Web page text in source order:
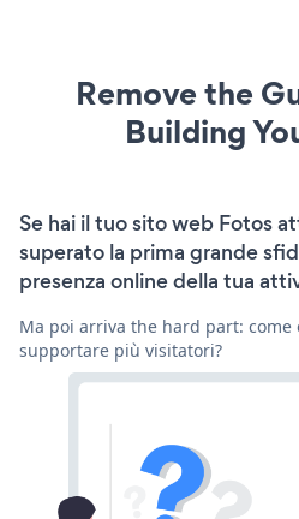
Remove the
Building
Se hai il tuo sito web Fotos
superato la prima grande
presenza online della tua
Ma poi arriva the hard part: come
supportare più visitatori?